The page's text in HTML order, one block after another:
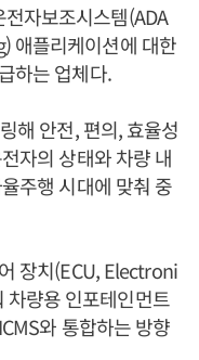
자보조시스템(ADA
애플리케이션에 대한
하는 업체다.
해 안전, 편의, 효율성
자의 상태와 차량 내
주행 시대에 맞춰 중
장치(ECU, Electroni
량용 인포테인먼트
와 통합하는 방향